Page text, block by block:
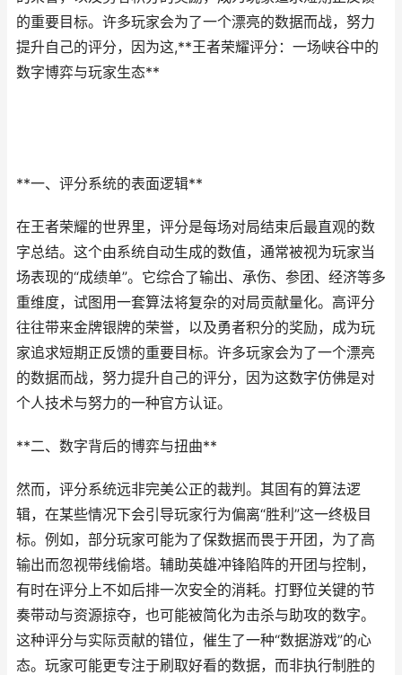
的重要目标。许多玩家会为了一个漂亮的数据而战，努力
提升自己的评分，因为这,**王者荣耀评分：一场峡谷中的
数字博弈与玩家生态**
**一、评分系统的表面逻辑**
在王者荣耀的世界里，评分是每场对局结束后最直观的数
字总结。这个由系统自动生成的数值，通常被视为玩家当
场表现的“成绩单”。它综合了输出、承伤、参团、经济等多
重维度，试图用一套算法将复杂的对局贡献量化。高评分
往往带来金牌银牌的荣誉，以及勇者积分的奖励，成为玩
家追求短期正反馈的重要目标。许多玩家会为了一个漂亮
的数据而战，努力提升自己的评分，因为这数字仿佛是对
个人技术与努力的一种官方认证。
**二、数字背后的博弈与扭曲**
然而，评分系统远非完美公正的裁判。其固有的算法逻
辑，在某些情况下会引导玩家行为偏离“胜利”这一终极目
标。例如，部分玩家可能为了保数据而畏于开团，为了高
输出而忽视带线偷塔。辅助英雄冲锋陷阵的开团与控制，
有时在评分上不如后排一次安全的消耗。打野位关键的节
奏带动与资源掠夺，也可能被简化为击杀与助攻的数字。
这种评分与实际贡献的错位，催生了一种“数据游戏”的心
态。玩家可能更专注于刷取好看的数据，而非执行制胜的